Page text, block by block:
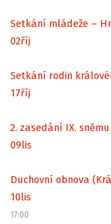
Setkání mládeže –
02říj
Setkání rodin
17říj
2. zasedání IX. sněmu
09lis
Duchovní obnova
10lis
17:00